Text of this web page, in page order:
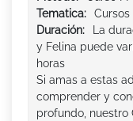
Tematica:
Duración:
La
y Felina puede
horas
Si amas a estas
comprender y
profundo, nuestro